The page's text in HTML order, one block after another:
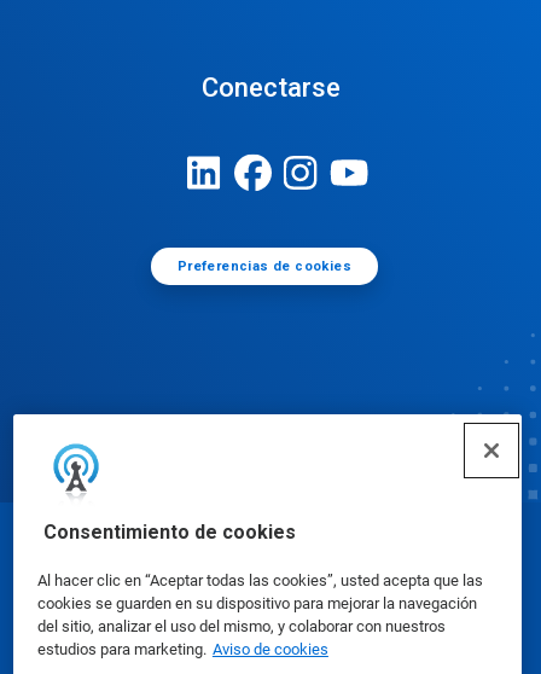
Consentimiento de cookies
Al hacer clic en “Aceptar todas las cookies”, usted acepta que las
cookies se guarden en su dispositivo para mejorar la navegación
del sitio, analizar el uso del mismo, y colaborar con nuestros
estudios para marketing. Aviso de cookies
Conectarse
Preferencias de cookies
Hojas de datos sobre seguridad|Política de
privacidad|Términos de uso